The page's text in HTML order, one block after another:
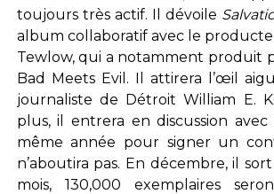
toujours très actif. Il dévoile S
album collaboratif avec le
Tewlow, qui a notamment produit
Bad Meets Evil. Il attirera l’œil
journaliste de Détroit William E.
plus, il entrera en discussion
même année pour signer un
n’aboutira pas. En décembre, il sort
mois, 130,000 exemplaires